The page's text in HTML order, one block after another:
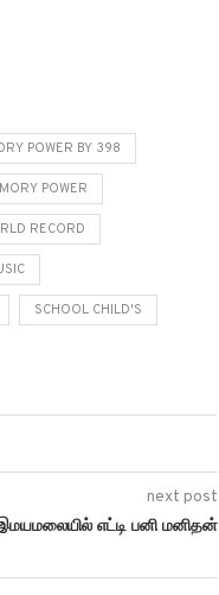
POWER BY 398
POWER
RECORD
SCHOOL CHILD'S
next post
எட்டி பனி மனிதன்